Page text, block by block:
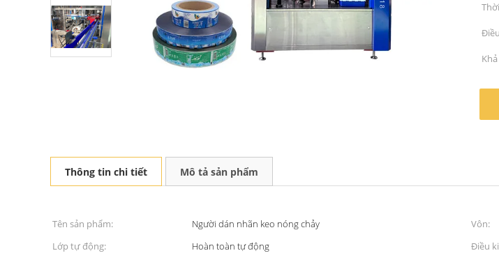
toán:
Thông tin chi tiết Mô tả sản phẩm
Tên sản phẩm: Người dán nhãn keo nóng chảy Vôn:
Lớp tự động:
Hoàn toàn tự động Điều